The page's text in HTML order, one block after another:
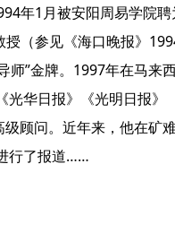
年1月被安阳周易学院聘
（参见《海口晚报》
师”金牌。1997年在马来
华日报》《光明日报》
级顾问。近年来，他在矿
行了报道……